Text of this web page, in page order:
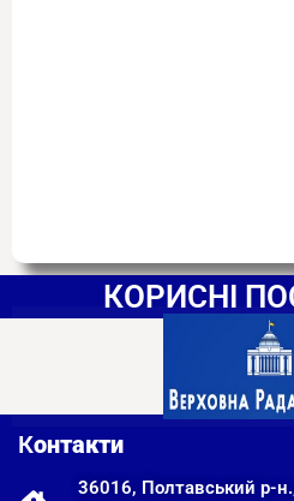
КОРИСНІ
Контакти
36016, Полтавський р-